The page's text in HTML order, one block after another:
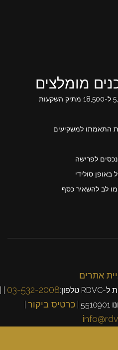
מומלצים
מהכנסה נדל"נית של 5,900 ל-18,500 מתיק השקעות
85/15 ומידת התאמתו למשקיעים
לפרישה
לב להשאיר כסף
אתרים
03-532-2008
כרטיס ביקור